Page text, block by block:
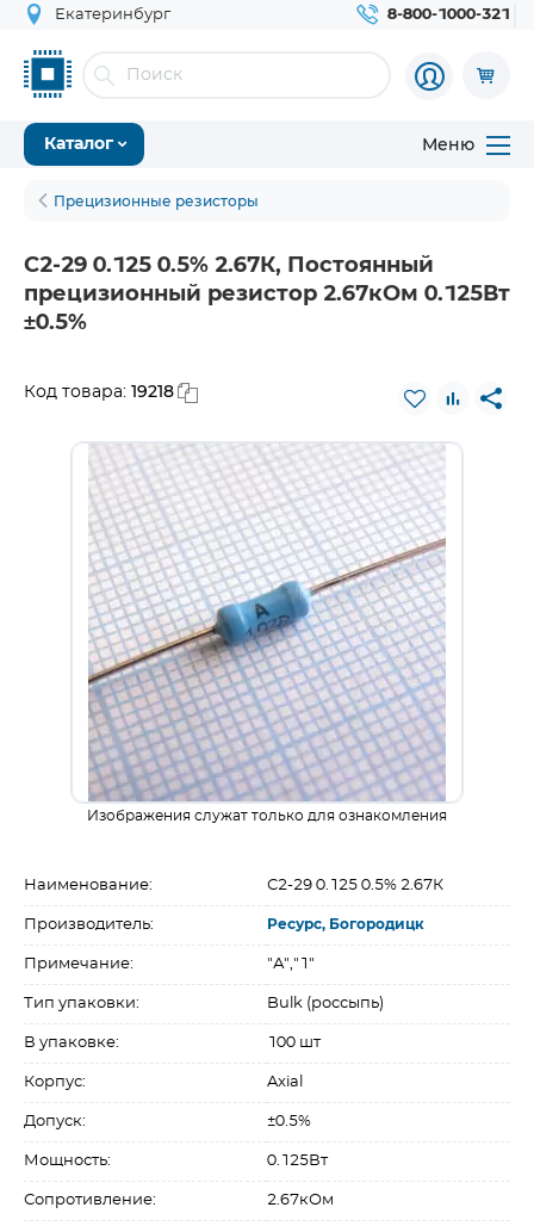
Екатеринбург 8-800-1000-321
Каталог Меню
Прецизионные резисторы
С2-29 0.125 0.5% 2.67К, Постоянный
прецизионный резистор 2.67кОм 0.125Вт
±0.5%
Код товара: 19218
Изображения служат только для ознакомления
Наименование: С2-29 0.125 0.5% 2.67К
Производитель: Ресурс, Богородицк
Примечание: "А","1"
Тип упаковки: Bulk (россыпь)
В упаковке: 100 шт
Корпус: Axial
Допуск: ±0.5%
Мощность: 0.125Вт
Сопротивление: 2.67кОм